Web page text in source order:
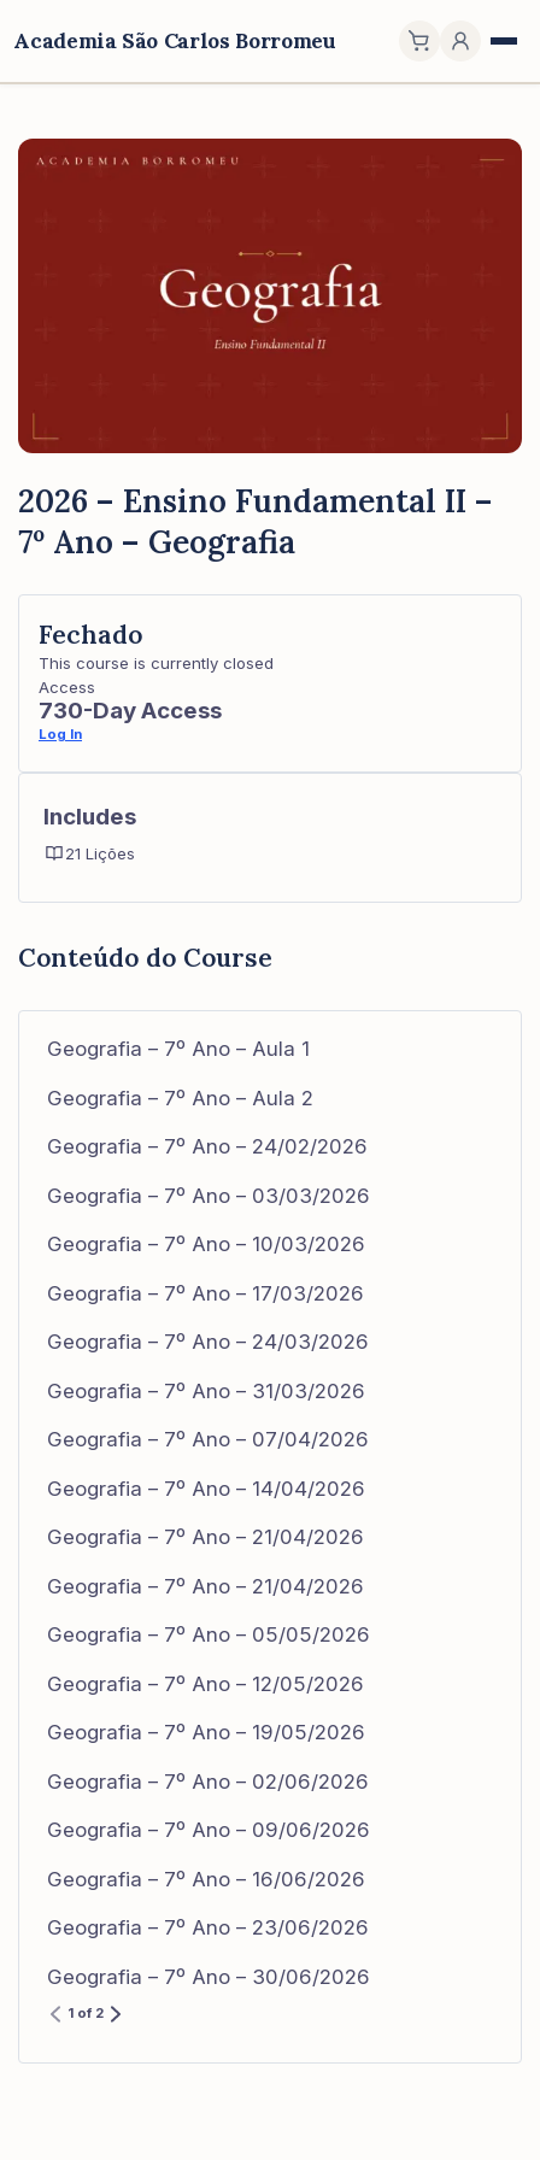
Academia São Carlos Borromeu
2026 – Ensino Fundamental II –
7º Ano – Geografia
Conteúdo do Course
Geografia – 7º Ano – Aula 1
Geografia – 7º Ano – Aula 2
Geografia – 7º Ano – 24/02/2026
Geografia – 7º Ano – 03/03/2026
Geografia – 7º Ano – 10/03/2026
Geografia – 7º Ano – 17/03/2026
Geografia – 7º Ano – 24/03/2026
Geografia – 7º Ano – 31/03/2026
Geografia – 7º Ano – 07/04/2026
Geografia – 7º Ano – 14/04/2026
Geografia – 7º Ano – 21/04/2026
Geografia – 7º Ano – 21/04/2026
Geografia – 7º Ano – 05/05/2026
Geografia – 7º Ano – 12/05/2026
Geografia – 7º Ano – 19/05/2026
Geografia – 7º Ano – 02/06/2026
Geografia – 7º Ano – 09/06/2026
Geografia – 7º Ano – 16/06/2026
Geografia – 7º Ano – 23/06/2026
Geografia – 7º Ano – 30/06/2026
1 of 2
Fechado
This course is currently closed
Access
730-Day Access
Log In
Includes
21 Lições